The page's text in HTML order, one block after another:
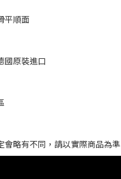
平順面
國原裝進口
會略有不同，請以實際商品為準